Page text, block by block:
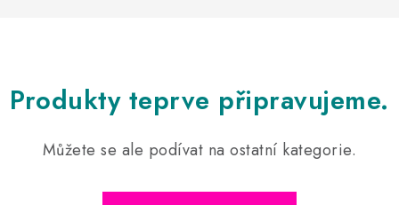
DEKORACE A VÝZDOBA
EXKLUZIVNÍ KOSTÝMY
Produkty teprve připravujeme.
Můžete se ale podívat na ostatní kategorie.